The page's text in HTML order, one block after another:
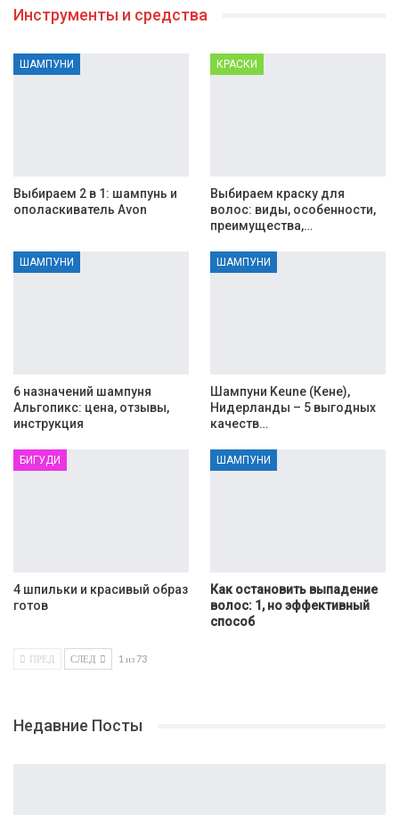
Инструменты и средства
ШАМПУНИ
Выбираем 2 в 1: шампунь и
ополаскиватель Avon
КРАСКИ
Выбираем краску для
волос: виды, особенности,
преимущества,…
ШАМПУНИ
6 назначений шампуня
Альгопикс: цена, отзывы,
инструкция
ШАМПУНИ
Шампуни Keune (Кене),
Нидерланды – 5 выгодных
качеств…
БИГУДИ
4 шпильки и красивый образ
готов
ШАМПУНИ
Как остановить выпадение
волос: 1, но эффективный
способ
ПРЕД СЛЕД 1 из 73
Недавние Посты